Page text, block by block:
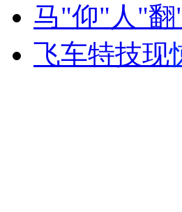
纽约上演“枕头大战”
马"仰"人"
飞车特技现